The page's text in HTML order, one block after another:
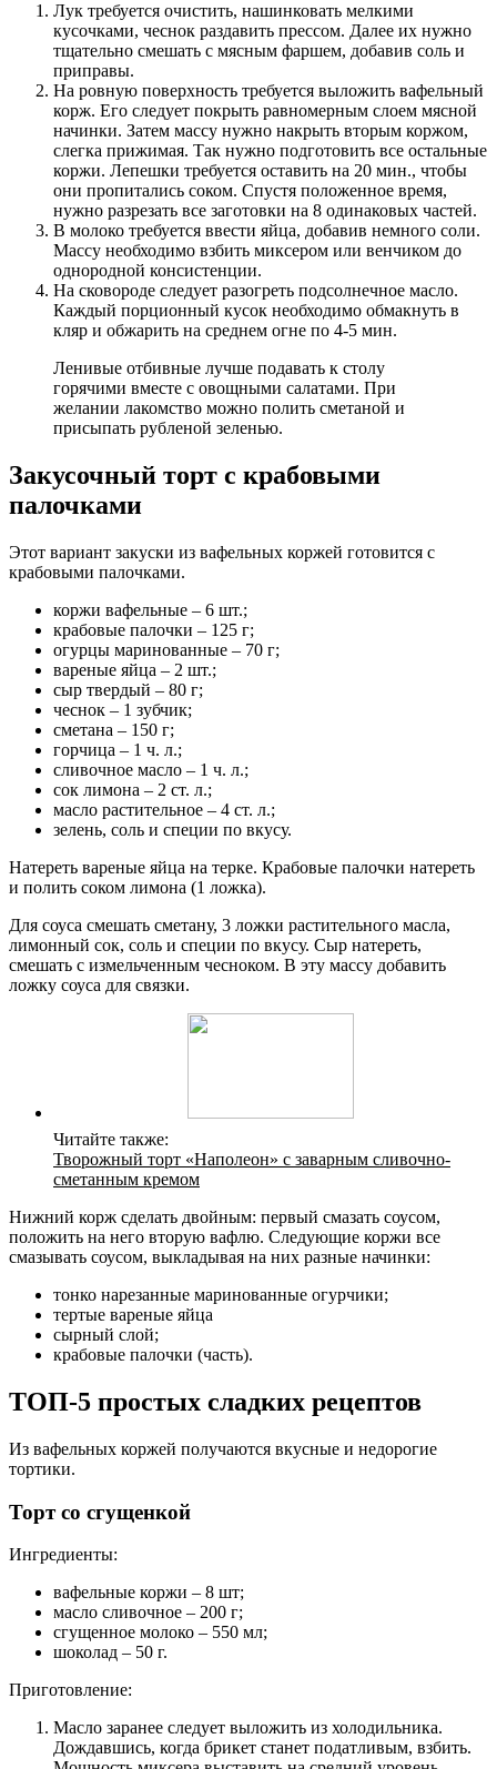
Лук требуется очистить, нашинковать мелкими
кусочками, чеснок раздавить прессом. Далее их нужно
тщательно смешать с мясным фаршем, добавив соль и
приправы.
На ровную поверхность требуется выложить вафельный
корж. Его следует покрыть равномерным слоем мясной
начинки. Затем массу нужно накрыть вторым коржом,
слегка прижимая. Так нужно подготовить все остальные
коржи. Лепешки требуется оставить на 20 мин., чтобы
они пропитались соком. Спустя положенное время,
нужно разрезать все заготовки на 8 одинаковых частей.
В молоко требуется ввести яйца, добавив немного соли.
Массу необходимо взбить миксером или венчиком до
однородной консистенции.
На сковороде следует разогреть подсолнечное масло.
Каждый порционный кусок необходимо обмакнуть в
кляр и обжарить на среднем огне по 4-5 мин.
Ленивые отбивные лучше подавать к столу
горячими вместе с овощными салатами. При
желании лакомство можно полить сметаной и
присыпать рубленой зеленью.
Закусочный торт с крабовыми
палочками
Этот вариант закуски из вафельных коржей готовится с
крабовыми палочками.
коржи вафельные – 6 шт.;
крабовые палочки – 125 г;
огурцы маринованные – 70 г;
вареные яйца – 2 шт.;
сыр твердый – 80 г;
чеснок – 1 зубчик;
сметана – 150 г;
горчица – 1 ч. л.;
сливочное масло – 1 ч. л.;
сок лимона – 2 ст. л.;
масло растительное – 4 ст. л.;
зелень, соль и специи по вкусу.
Натереть вареные яйца на терке. Крабовые палочки натереть
и полить соком лимона (1 ложка).
Для соуса смешать сметану, 3 ложки растительного масла,
лимонный сок, соль и специи по вкусу. Сыр натереть,
смешать с измельченным чесноком. В эту массу добавить
ложку соуса для связки.
Читайте также:
Творожный торт «Наполеон» с заварным сливочно-
сметанным кремом
Нижний корж сделать двойным: первый смазать соусом,
положить на него вторую вафлю. Следующие коржи все
смазывать соусом, выкладывая на них разные начинки:
тонко нарезанные маринованные огурчики;
тертые вареные яйца
сырный слой;
крабовые палочки (часть).
ТОП-5 простых сладких рецептов
Из вафельных коржей получаются вкусные и недорогие
тортики.
Торт со сгущенкой
Ингредиенты:
вафельные коржи – 8 шт;
масло сливочное – 200 г;
сгущенное молоко – 550 мл;
шоколад – 50 г.
Приготовление:
Масло заранее следует выложить из холодильника.
Дождавшись, когда брикет станет податливым, взбить.